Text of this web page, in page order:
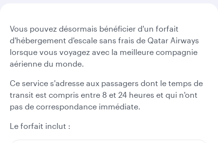
Vous pouvez désormais bénéficier d'un forfait
d'hébergement d'escale sans frais de Qatar Airways
lorsque vous voyagez avec la meilleure compagnie
aérienne du monde.
Ce service s'adresse aux passagers dont le temps de
transit est compris entre 8 et 24 heures et qui n'ont
pas de correspondance immédiate.
Le forfait inclut :